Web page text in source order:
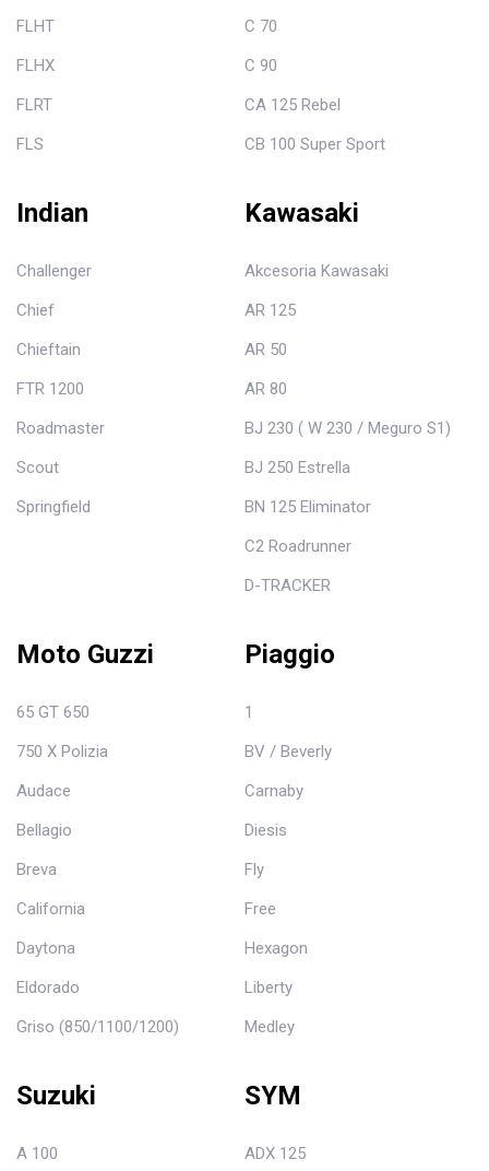
FLHT
FLHX
FLRT
FLS
C 70
C 90
CA 125 Rebel
CB 100 Super Sport
Indian
Challenger
Chief
Chieftain
FTR 1200
Roadmaster
Scout
Springfield
Kawasaki
Akcesoria Kawasaki
AR 125
AR 50
AR 80
BJ 230 ( W 230 / Meguro S1)
BJ 250 Estrella
BN 125 Eliminator
C2 Roadrunner
D-TRACKER
Moto Guzzi
65 GT 650
750 X Polizia
Audace
Bellagio
Breva
California
Daytona
Eldorado
Griso (850/1100/1200)
Piaggio
1
BV / Beverly
Carnaby
Diesis
Fly
Free
Hexagon
Liberty
Medley
Suzuki
A 100
SYM
ADX 125